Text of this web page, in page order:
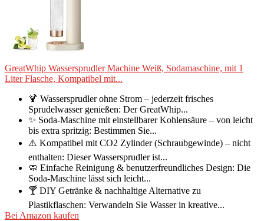
GreatWhip Wassersprudler Machine Weiß, Sodamaschine, mit 1
Liter Flasche, Kompatibel mit...
🍹 Wassersprudler ohne Strom – jederzeit frisches
Sprudelwasser genießen: Der GreatWhip...
✨ Soda-Maschine mit einstellbarer Kohlensäure – von leicht
bis extra spritzig: Bestimmen Sie...
⚠️ Kompatibel mit CO2 Zylinder (Schraubgewinde) – nicht
enthalten: Dieser Wassersprudler ist...
🧼 Einfache Reinigung & benutzerfreundliches Design: Die
Soda-Maschine lässt sich leicht...
🍸 DIY Getränke & nachhaltige Alternative zu
Plastikflaschen: Verwandeln Sie Wasser in kreative...
Bei Amazon kaufen